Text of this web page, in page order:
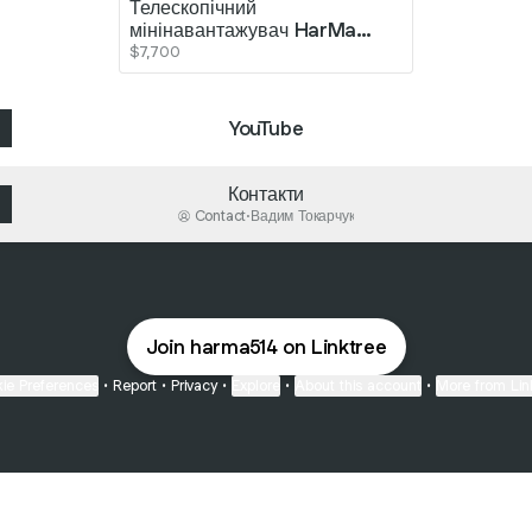
Телескопічний
мінінавантажувач HarMa
T514
$7,700
YouTube
Контакти
Contact·Вадим Токарчук
Join harma514 on Linktree
• Report • Privacy • • •